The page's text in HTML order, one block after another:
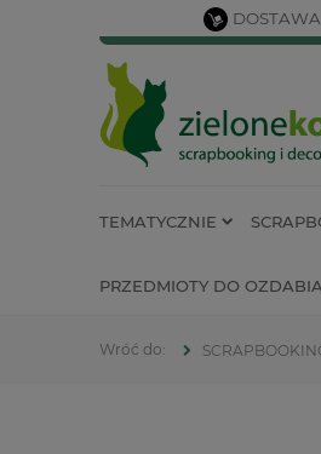
DOSTAWA
TEMATYCZNIE
PRZEDMIOTY DO